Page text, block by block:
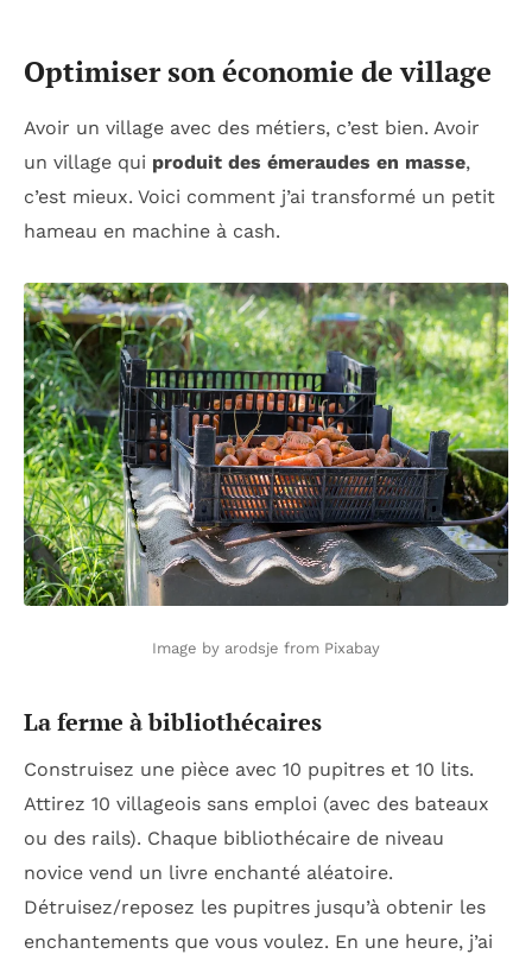
Optimiser son économie de village
Avoir un village avec des métiers, c’est bien. Avoir
un village qui produit des émeraudes en masse,
c’est mieux. Voici comment j’ai transformé un petit
hameau en machine à cash.
Image by arodsje from Pixabay
La ferme à bibliothécaires
Construisez une pièce avec 10 pupitres et 10 lits.
Attirez 10 villageois sans emploi (avec des bateaux
ou des rails). Chaque bibliothécaire de niveau
novice vend un livre enchanté aléatoire.
Détruisez/reposez les pupitres jusqu’à obtenir les
enchantements que vous voulez. En une heure, j’ai